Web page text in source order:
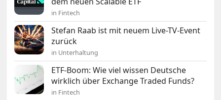
in Fintech
Stefan Raab ist mit neuem Live-TV-Event
zurück
in Unterhaltung
ETF-Boom: Wie viel wissen Deutsche
wirklich über Exchange Traded Funds?
in Fintech